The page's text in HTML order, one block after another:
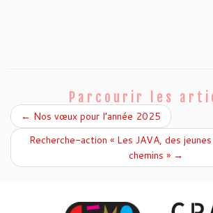
Parcourir les
← Nos vœux pour l’année 2025
Recherche-action « Les JAVA, des
chemins » →